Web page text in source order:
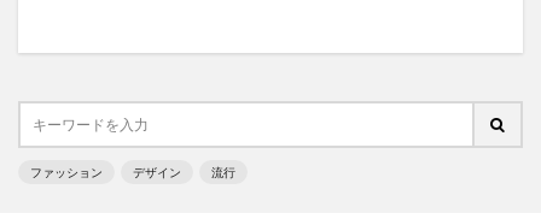
ファッション デザイン 流行